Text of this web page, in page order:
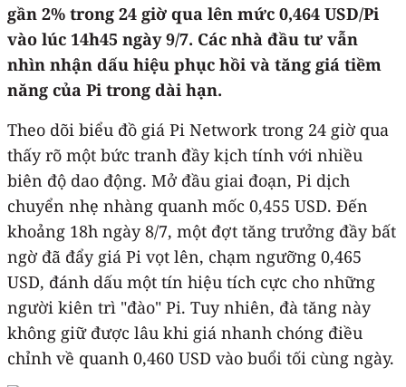
gần 2% trong 24 giờ qua lên mức 0,464 USD/Pi
vào lúc 14h45 ngày 9/7. Các nhà đầu tư vẫn
nhìn nhận dấu hiệu phục hồi và tăng giá tiềm
năng của Pi trong dài hạn.
Theo dõi biểu đồ giá Pi Network trong 24 giờ qua
thấy rõ một bức tranh đầy kịch tính với nhiều
biên độ dao động. Mở đầu giai đoạn, Pi dịch
chuyển nhẹ nhàng quanh mốc 0,455 USD. Đến
khoảng 18h ngày 8/7, một đợt tăng trưởng đầy bất
ngờ đã đẩy giá Pi vọt lên, chạm ngưỡng 0,465
USD, đánh dấu một tín hiệu tích cực cho những
người kiên trì "đào" Pi. Tuy nhiên, đà tăng này
không giữ được lâu khi giá nhanh chóng điều
chỉnh về quanh 0,460 USD vào buổi tối cùng ngày.